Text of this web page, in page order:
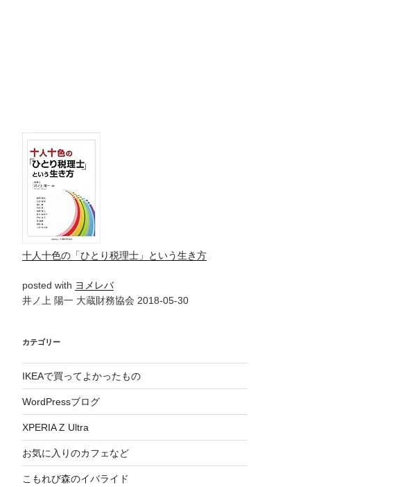
十人十色の「ひとり税理士」という生き方
posted with ヨメレバ
井ノ上 陽一 大蔵財務協会 2018-05-30
カテゴリー
IKEAで買ってよかったもの
WordPressブログ
XPERIA Z Ultra
お気に入りのカフェなど
こもれび森のイバライド